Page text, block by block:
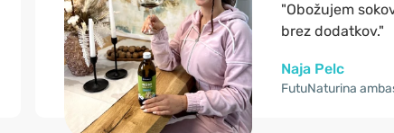
"Obožujem
brez dodatkov."
Naja Pelc
FutuNaturina